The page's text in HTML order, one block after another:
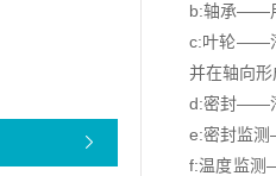
b:轴承——
c:叶轮——
并在轴向
d:密封——
e:密封监测
f:温度监测